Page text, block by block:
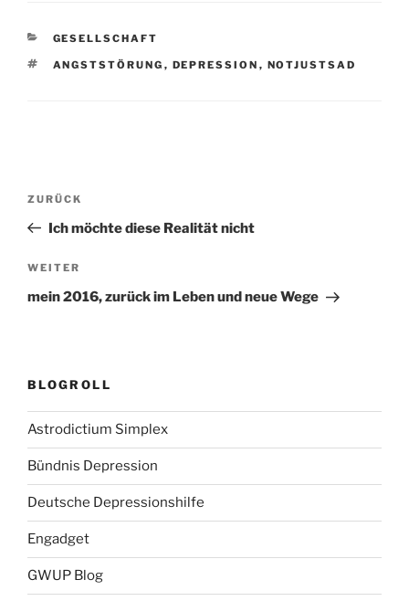
KATEGORIEN
GESELLSCHAFT
SCHLAGWÖRTER
ANGSTSTÖRUNG , DEPRESSION , NOTJUSTSAD
Beitragsnavigation
Vorheriger
Beitrag
ZURÜCK
Ich möchte diese Realität nicht
Nächster
Beitrag
WEITER
mein 2016, zurück im Leben und neue Wege
BLOGROLL
Astrodictium Simplex
Bündnis Depression
Deutsche Depressionshilfe
Engadget
GWUP Blog